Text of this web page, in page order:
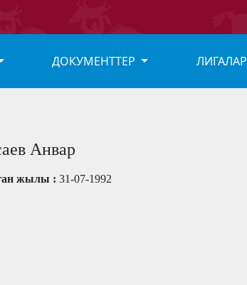
ДОКУМЕНТТЕР ЛИГАЛАР
Анвар
жылы : 31-07-1992